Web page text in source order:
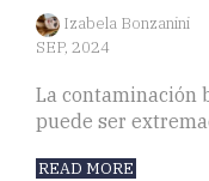
Izabela Bonzanini
SEP, 2024
La contaminación
puede ser
READ MORE